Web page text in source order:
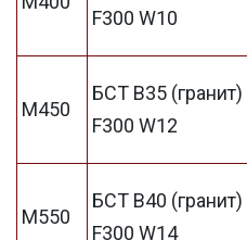
F300 W10
М450
БСТ В35
F300 W12
М550
БСТ В40
F300 W14